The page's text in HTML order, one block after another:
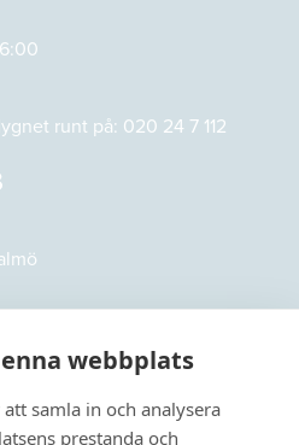
runt på: 020 24 7 112
webbplats
samla in och analysera
prestanda och